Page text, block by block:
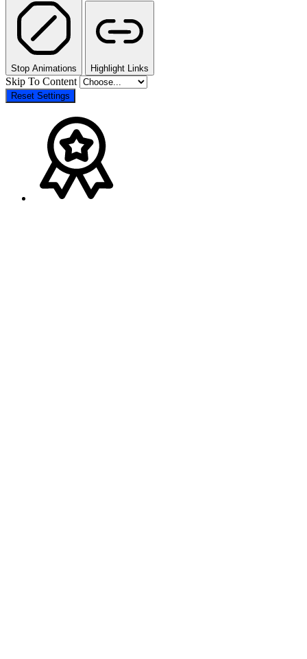
Stop Animations Highlight Links
Skip To Content
Reset Settings